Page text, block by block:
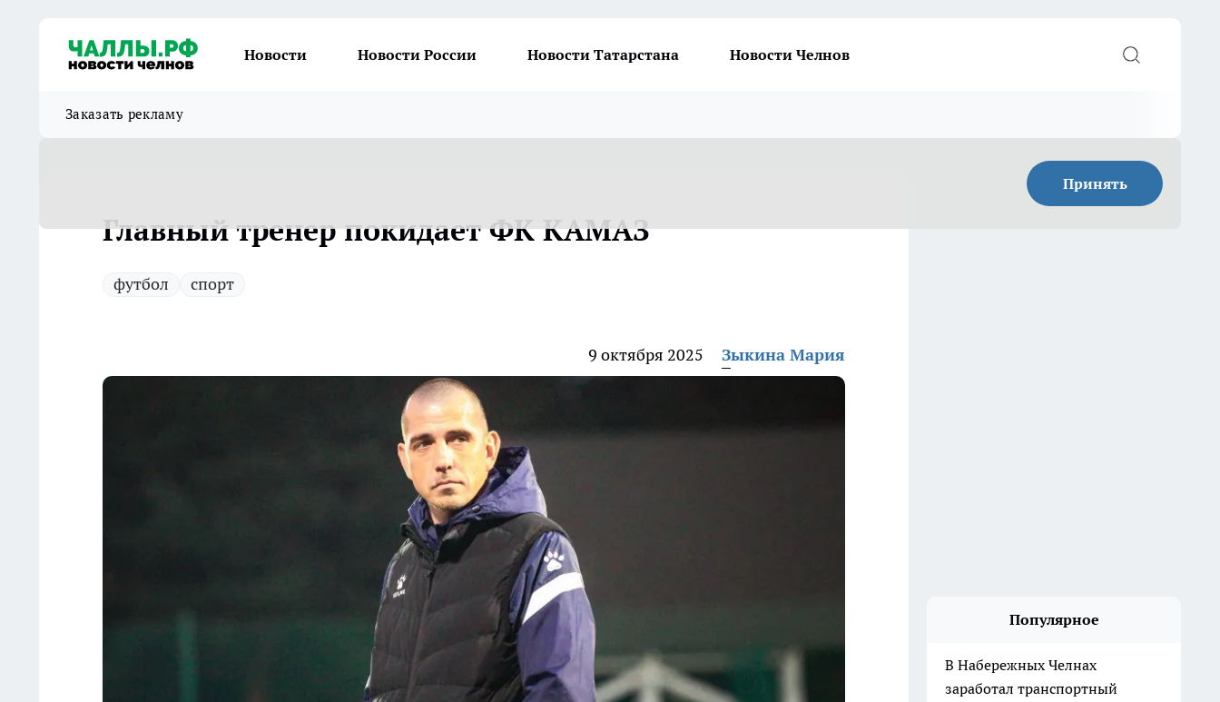
Новости Новости России Новости Татарстана Новости Челнов
Заказать рекламу
Принять
Главный тренер покидает ФК КАМАЗ
футбол спорт
9 октября 2025 Зыкина Мария
Популярное
В Набережных Челнах
заработал транспортный